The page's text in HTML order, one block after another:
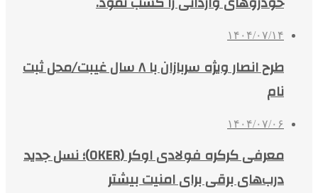
۱۴۰۴/۰۷/۱۴
طرح انصار ویژه سربازان با ۸ سال غیبت/محل ثبت
نام
۱۴۰۴/۰۷/۰۶
معرفی کرکره فولادی اوکر (OKER)؛ نسل جدید
درب‌های برقی برای امنیت بیشتر